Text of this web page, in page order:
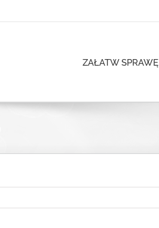
ZAŁATW SPRAWĘ